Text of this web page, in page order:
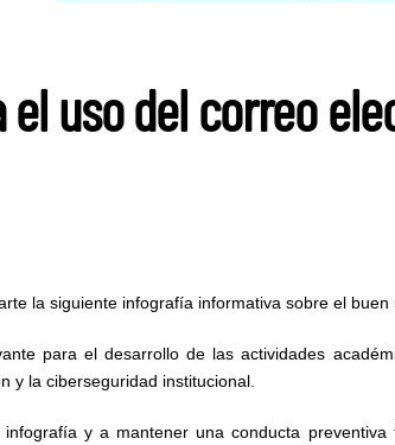
uso del correo
la siguiente infografía informativa sobre el buen
para el desarrollo de las actividades
y la ciberseguridad institucional.
y a mantener una conducta